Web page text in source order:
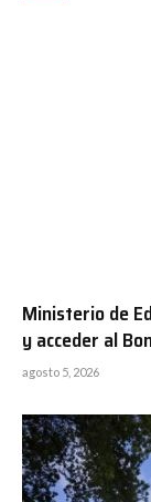
Ministerio de
y acceder al
agosto 5, 2026